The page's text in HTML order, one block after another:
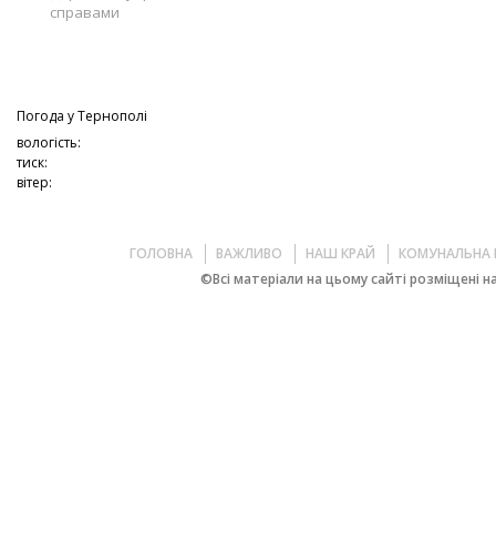
справами
Погода уТернополі
вологість:
тиск:
вітер:
ГОЛОВНА ВАЖЛИВО НАШ КРАЙ
КОМУНАЛЬНА
©Всі матеріали на цьому сайті розміщені